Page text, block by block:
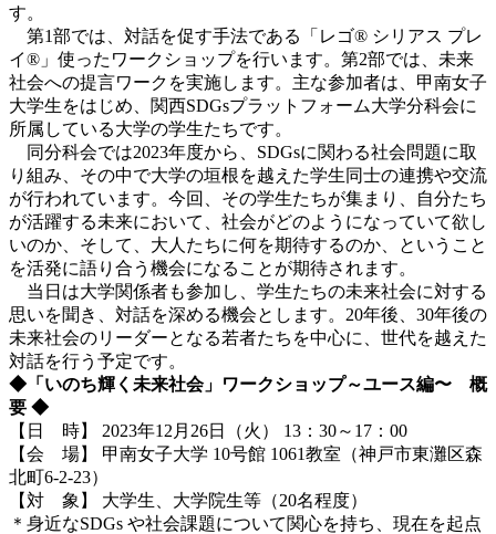
す。
第1部では、対話を促す手法である「レゴ® シリアス プレ
イ®」使ったワークショップを行います。第2部では、未来
社会への提言ワークを実施します。主な参加者は、甲南女子
大学生をはじめ、関西SDGsプラットフォーム大学分科会に
所属している大学の学生たちです。
同分科会では2023年度から、SDGsに関わる社会問題に取
り組み、その中で大学の垣根を越えた学生同士の連携や交流
が行われています。今回、その学生たちが集まり、自分たち
が活躍する未来において、社会がどのようになっていて欲し
いのか、そして、大人たちに何を期待するのか、ということ
を活発に語り合う機会になることが期待されます。
当日は大学関係者も参加し、学生たちの未来社会に対する
思いを聞き、対話を深める機会とします。20年後、30年後の
未来社会のリーダーとなる若者たちを中心に、世代を越えた
対話を行う予定です。
◆「いのち輝く未来社会」ワークショップ～ユース編〜 概
要 ◆
【日 時】 2023年12月26日（火） 13：30～17：00
【会 場】 甲南女子大学 10号館 1061教室（神戸市東灘区森
北町6-2-23）
【対 象】 大学生、大学院生等（20名程度）
＊身近なSDGs や社会課題について関心を持ち、現在を起点